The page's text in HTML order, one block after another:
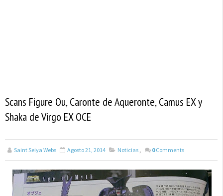
Scans Figure Ou, Caronte de Aqueronte, Camus EX y
Shaka de Virgo EX OCE
Saint Seiya Webs Agosto 21, 2014 Noticias , 0 Comments